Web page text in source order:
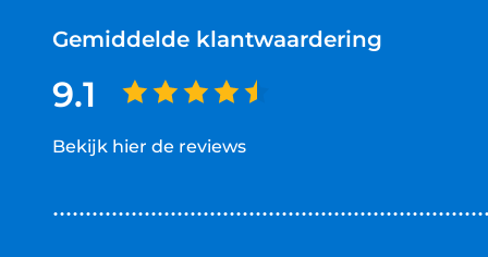
Gemiddelde klantwaardering
9.1
Bekijk hier de reviews
van